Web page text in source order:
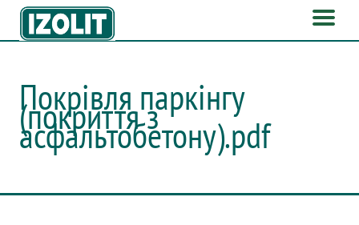
Покрівля паркінгу
(покриття з
асфальтобетону).pdf